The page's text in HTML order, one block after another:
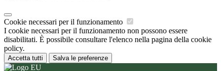
Cookie necessari per il funzionamento
I cookie necessari per il funzionamento non possono essere
disabilitati. È possibile consultare l'elenco nella pagina della cookie
policy.
Accetta tutti Salva le preferenze